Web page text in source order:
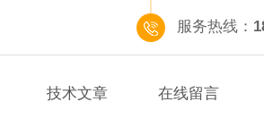
服务热线：
技术文章 在线留言